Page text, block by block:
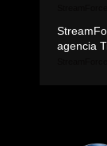
agencia